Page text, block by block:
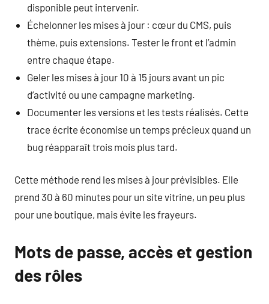
disponible peut intervenir.
Échelonner les mises à jour : cœur du CMS, puis
thème, puis extensions. Tester le front et l’admin
entre chaque étape.
Geler les mises à jour 10 à 15 jours avant un pic
d’activité ou une campagne marketing.
Documenter les versions et les tests réalisés. Cette
trace écrite économise un temps précieux quand un
bug réapparaît trois mois plus tard.
Cette méthode rend les mises à jour prévisibles. Elle
prend 30 à 60 minutes pour un site vitrine, un peu plus
pour une boutique, mais évite les frayeurs.
Mots de passe, accès et gestion
des rôles